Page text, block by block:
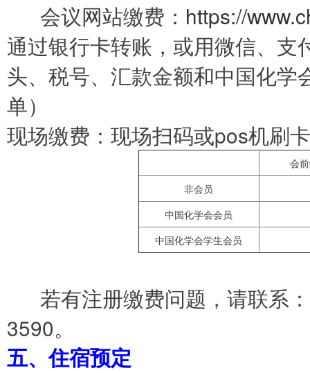
会议网站缴费： https://
通过银行卡转账，或用微信、
头、税号、汇款金额和中国化
单）
现场缴费：现场扫码或pos机刷卡
会
非会员
中国化学会会员
中国化学会学生会员
若有注册缴费问题，请联系
3590。
五、住宿预定